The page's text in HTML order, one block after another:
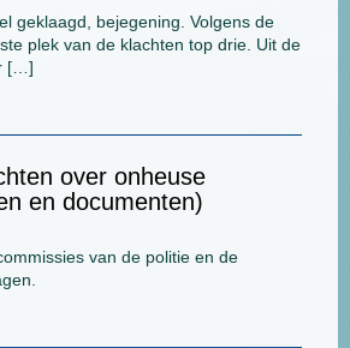
geklaagd, bejegening. Volgens de
plek van de klachten top drie. Uit de
[…]
over onheuse
en documenten)
van de politie en de